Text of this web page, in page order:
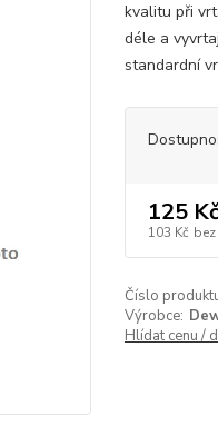
kvalitu při
déle a
standardní
125 Kč
103 Kč
Číslo
Výrobce:
Hlídat cenu /